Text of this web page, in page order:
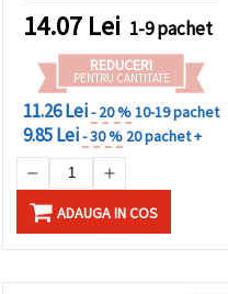
DIY, set de 20 bucăți
14.07 Lei 1-9 pachet
REDUCERI
PENTRU CANTITATE
11.26 Lei- 20 %10-19 pachet
9.85 Lei- 30 % 20 pachet +
ADAUGA IN COS